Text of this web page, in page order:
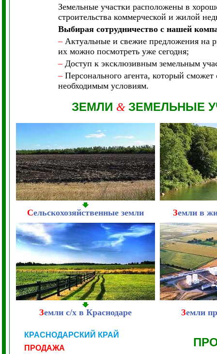
Земельные участки расположены в
строительства коммерческой и жилой
Выбирая сотрудничество с нашей
–Актуальные и свежие предложения на
их можно посмотреть уже сегодня;
–Доступ к эксклюзивным земельным
–Персонального агента, который
необходимым условиям.
ЗЕМЛИ & ЗЕМЕЛЬНЫЕ
Сельскохозяйственные земли Земли в
Земли с/х в Краснодаре Земли
КРАСНОДАРСКИЙ КРАЙ
ПРОДАЖА